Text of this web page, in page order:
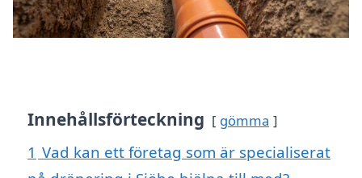
Innehållsförteckning gömma
1 Vad kan ett företag som är specialiserat